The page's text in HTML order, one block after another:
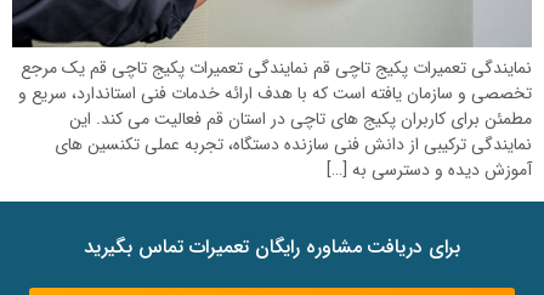
نمایندگی تعمیرات پکیج تاچی قم نمایندگی تعمیرات پکیج تاچی قم یک مرجع
تخصصی و سازمان یافته است که با هدف ارائه خدمات فنی استاندارد، سریع و
مطمئن برای کاربران پکیج های تاچی در استان قم فعالیت می کند. این
نمایندگی ترکیبی از دانش فنی سازنده دستگاه، تجربه عملی تکنسین های
آموزش دیده و دسترسی به […]
برای دریافت مشاوره رایگان تعمیرات تماس بگیرید